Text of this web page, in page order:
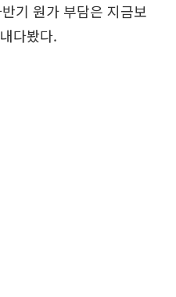
기 원가 부담은 지금보
다봤다.